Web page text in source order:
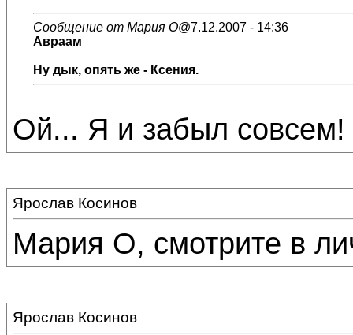
Сообщение от Мария О@7.12.2007 - 14:36
Авраам
Ну дык, опять же - Ксения.
Ой... Я и забыл совсем!
Ярослав Косинов
Мария О, смотрите в
Ярослав Косинов